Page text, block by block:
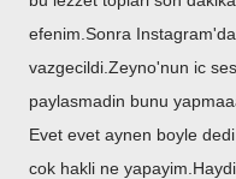
efenim.Sonra
vazgecildi.Zeyno'nun ic
paylasmadin bunu
Evet evet aynen boyle
cok hakli ne